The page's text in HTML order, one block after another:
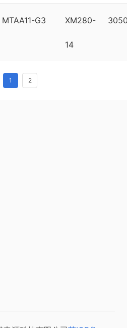
MTAA11-G3 XM280-
14
1 2